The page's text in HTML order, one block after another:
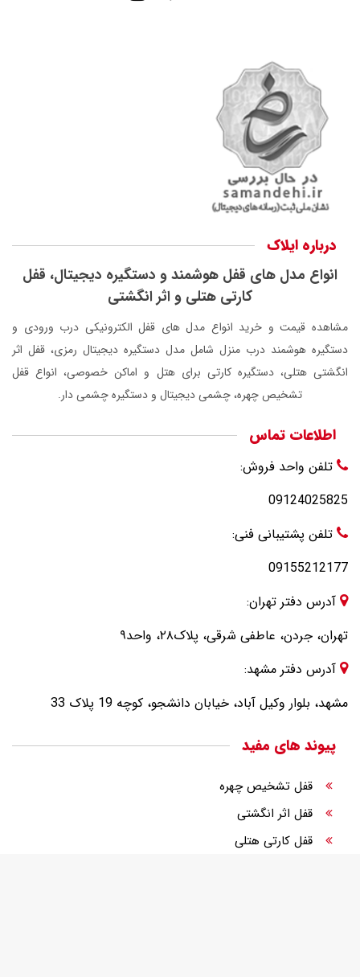
درباره ایلاک
انواع مدل های قفل هوشمند و دستگیره دیجیتال، قفل
کارتی هتلی و اثر انگشتی
مشاهده قیمت و خرید انواع مدل های قفل الکترونیکی درب ورودی و
دستگیره هوشمند درب منزل شامل مدل دستگیره دیجیتال رمزی، قفل اثر
انگشتی هتلی، دستگیره کارتی برای هتل و اماکن خصوصی، انواع قفل
تشخیص چهره، چشمی دیجیتال و دستگیره چشمی دار.
اطلاعات تماس
تلفن واحد فروش:
09124025825
تلفن پشتیبانی فنی:
09155212177
آدرس دفتر تهران:
تهران، جردن، عاطفی شرقی، پلاک۲۸، واحد۹
آدرس دفتر مشهد:
مشهد، بلوار وکیل آباد، خیابان دانشجو، کوچه 19 پلاک 33
پیوند های مفید
قفل تشخیص چهره
قفل اثر انگشتی
قفل کارتی هتلی